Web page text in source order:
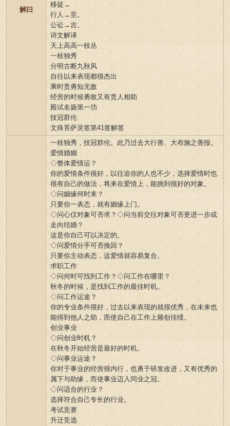
解曰
移徒→
行人→至。
公讼→吉。
诗文解译
天上高高一枝丛
一枝独秀
分明古断九秋风
自往以来表现都很杰出
乘时贵勇知无敌
经营的时候勇敢又有贵人相助
殿试名扬第一功
技冠群伦
文殊菩萨灵签第41签解签
一枝独秀，技冠群伦。此乃过去大行善、大布施之善报。
爱情婚姻
◇整体爱情运？
你的爱情条件很好，以往追你的人也不少，选择爱情时也
很有自己的做法，将来在爱情上，能挑到很好的对象。
◇问姻缘何时来？
只要你一表态，就有姻缘上门。
◇问心仪对象可否求？◇问当前交往对象可否更进一步或
走向结婚？
这是你自己可以决定的。
◇问爱情分手可否挽回？
只要你主动表态，这爱情就容易复合。
求职工作
◇问何时可找到工作？◇问工作在哪里？
秋冬的时候，是找到工作的最佳时机。
◇问工作运途？
你的专业条件很好，过去以来表现的就很优秀，在未来也
能得到他人之助，而使自己在工作上频创佳绩。
创业事业
◇问创业时机？
在秋冬开始经营是最好的时机。
◇问事业运途？
你对于事业的经营很内行，也勇于研发改进，又有优秀的
属下与助缘，而使事业迈入同业之冠。
◇问适合的行业？
选择符合自己专长的行业。
考试竞赛
升迁竞选